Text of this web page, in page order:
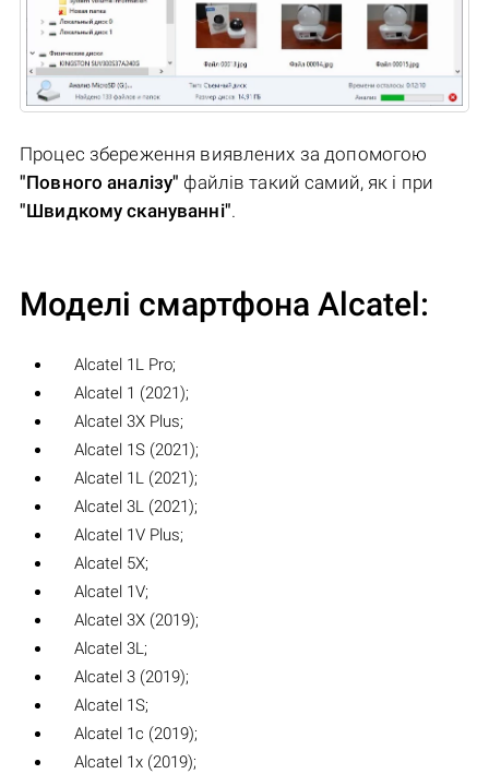
Процес збереження виявлених за допомогою
"Повного аналізу" файлів такий самий, як і при
"Швидкому скануванні".
Моделі смартфона Alcatel:
Alcatel 1L Pro;
Alcatel 1 (2021);
Alcatel 3X Plus;
Alcatel 1S (2021);
Alcatel 1L (2021);
Alcatel 3L (2021);
Alcatel 1V Plus;
Alcatel 5X;
Alcatel 1V;
Alcatel 3X (2019);
Alcatel 3L;
Alcatel 3 (2019);
Alcatel 1S;
Alcatel 1c (2019);
Alcatel 1x (2019);